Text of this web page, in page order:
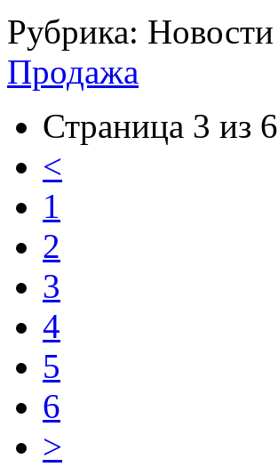
Рубрика: Новости
Продажа
Страница 3 из 6
<
1
2
3
4
5
6
>